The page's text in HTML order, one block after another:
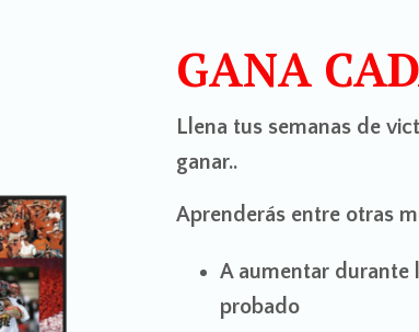
GANA
Llena tus semanas de
ganar..
Aprenderás entre otras
A aumentar durante
probado